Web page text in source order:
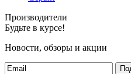
Производители
Будьте в курсе!
Новости, обзоры и акции